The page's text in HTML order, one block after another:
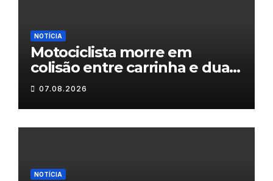
NOTÍCIA
Motociclista morre em
colisão entre carrinha e duas
motas em Chaves
07.08.2026
NOTÍCIA